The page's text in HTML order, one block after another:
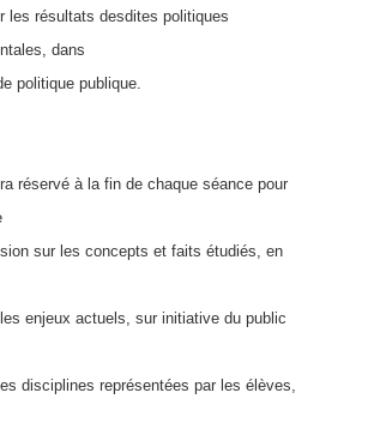
les résultats desdites politiques
dans
politique publique.
réservé à la fin de chaque séance pour
sur les concepts et faits étudiés, en
enjeux actuels, sur initiative du public
disciplines représentées par les élèves,